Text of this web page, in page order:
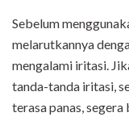
Sebelum
melarutkannya
mengalami iritasi.
tanda-tanda iritasi,
terasa panas,